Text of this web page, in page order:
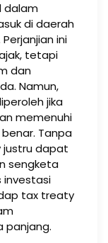
dalam
di daerah
ini
tetapi
dan
Namun,
jika
memenuhi
Tanpa
justru dapat
sengketa
investasi
tax treaty
panjang.